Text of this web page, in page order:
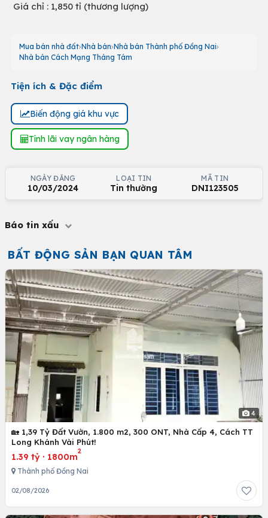
Giá chỉ : 1,850 tỉ (thương lượng)
Mua bán nhà đất Nhà bán Nhà bán Thành phố Đồng Nai
Nhà bán Cách Mạng Tháng Tám
Tiện ích & Đặc điểm
Biến động giá khu vực
Tính lãi vay ngân hàng
NGÀY ĐĂNG
10/03/2024
LOẠI TIN
Tin thường
MÃ TIN
DNI123505
Báo tin xấu
BẤT ĐỘNG SẢN BẠN QUAN TÂM
4
🏡 1,39 Tỷ Đất Vườn, 1.800 m2, 300 ONT, Nhà Cấp 4, Cách TT
Long Khánh Vài Phút!
1.39 tỷ · 1800m
2
Thành phố Đồng Nai
02/08/2026